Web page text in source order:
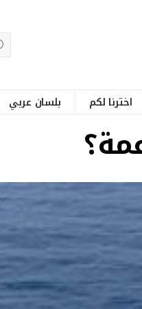
اخترنا لكم بلسان عربي